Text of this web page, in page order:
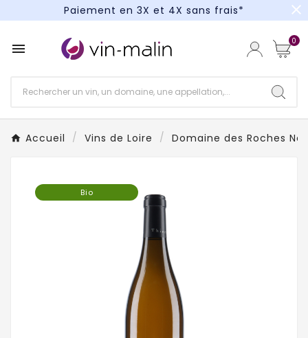
Paiement en 3X et 4X sans frais*
Paiement en 3X et 4X sans frais*
close
 0
Accueil Vins de Loire Domaine des Roches
Bio